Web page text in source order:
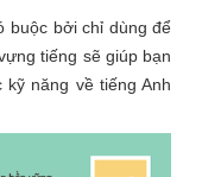
buộc bởi chỉ dùng để
tiếng sẽ giúp bạn
năng về tiếng Anh